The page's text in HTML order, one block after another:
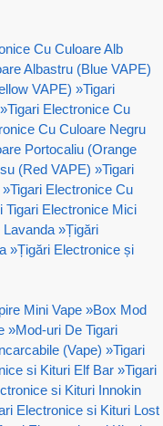
Cu Culoare Alb
Albastru (Blue VAPE)
VAPE) »Tigari
»Tigari Electronice Cu
Cu Culoare Negru
Portocaliu (Orange
(Red VAPE) »Tigari
»Tigari Electronice Cu
Tigari Electronice Mici
Lavanda »Țigări
»Țigări Electronice și
Mini Vape »Box Mod
»Mod-uri De Tigari
(Vape) »Tigari
si Kituri Elf Bar »Tigari
si Kituri Innokin
Electronice si Kituri Lost